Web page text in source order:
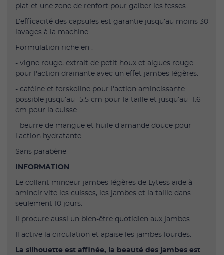
plat et une zone de renfort pour galber les fesses.
L’efficacité des capsules est garantie jusqu’au moins 30
lavages à la machine.
Formulation riche en :
- vigne rouge, extrait de petit houx et algues rouge
pour l'action drainante avec un effet jambes légères.
- caféine et forskoline pour l'action amincissante
possible jusqu’au -5.5 cm pour la taille et jusqu’au -1.6
cm pour la cuisse
- beurre de mangue et huile d’amande douce pour
l'action hydratante.
Sans parabène
INFORMATION
Le collant minceur jambes légères de Lytess aide à
amincir vite les cuisses, les jambes et la taille dans
seulement 10 jours.
Il procure aussi un bien-être quotidien aux jambes.
Il active la circulation et apaise les jambes lourdes.
La silhouette est affinée, la beauté des jambes est